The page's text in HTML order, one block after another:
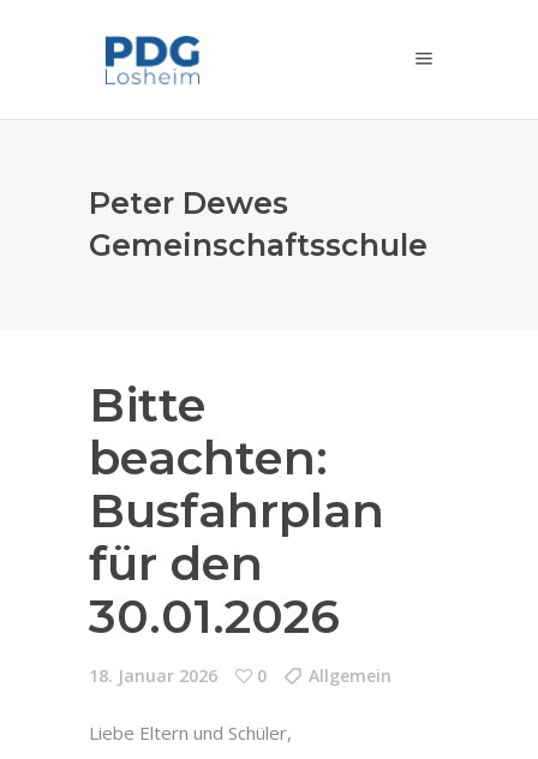
Peter Dewes
Gemeinschaftsschule
Bitte
beachten:
Busfahrplan
für den
30.01.2026
18. Januar 2026 0 Allgemein
Liebe Eltern und Schüler,